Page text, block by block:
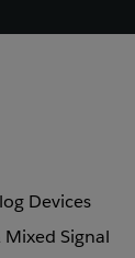
Devices
Signal